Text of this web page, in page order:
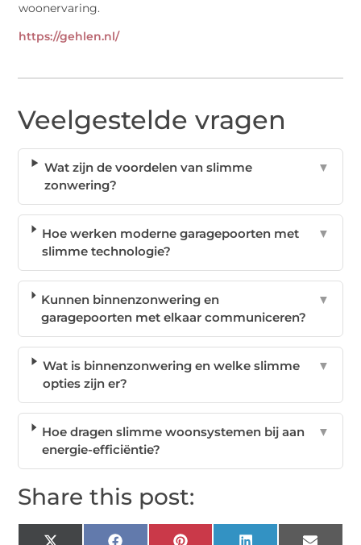
woonervaring.
https://gehlen.nl/
Veelgestelde vragen
Wat zijn de voordelen van slimme
zonwering?
▼
Hoe werken moderne garagepoorten met
slimme technologie?
▼
Kunnen binnenzonwering en
garagepoorten met elkaar communiceren?
▼
Wat is binnenzonwering en welke slimme
opties zijn er?
▼
Hoe dragen slimme woonsystemen bij aan
energie-efficiëntie?
▼
Share this post: